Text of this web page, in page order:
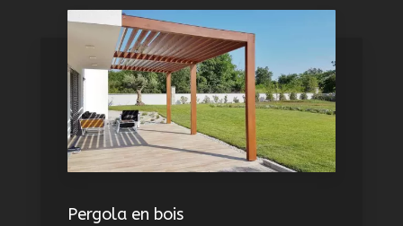
Pergola en bois